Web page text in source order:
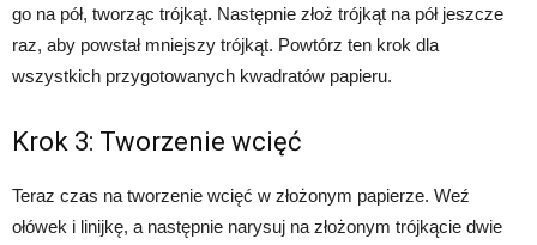
go na pół, tworząc trójkąt. Następnie złoż trójkąt na pół jeszcze
raz, aby powstał mniejszy trójkąt. Powtórz ten krok dla
wszystkich przygotowanych kwadratów papieru.
Krok 3: Tworzenie wcięć
Teraz czas na tworzenie wcięć w złożonym papierze. Weź
ołówek i linijkę, a następnie narysuj na złożonym trójkącie dwie